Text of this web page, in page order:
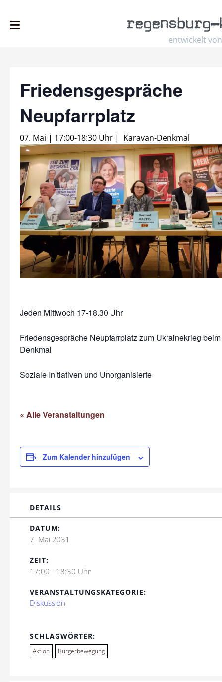
entwickelt von
regensburg–
Friedensgespräche
Neupfarrplatz
07. Mai | 17:00-18:30 Uhr | Karavan-Denkmal
Jeden Mittwoch 17-18.30 Uhr
Friedensgespräche Neupfarrplatz zum Ukrainekrieg
Denkmal
Soziale Initiativen und Unorganisierte
« Alle Veranstaltungen
Zum Kalender hinzufügen
DETAILS
DATUM:
7. Mai 2031
ZEIT:
17:00 - 18:30 Uhr
VERANSTALTUNGSKATEGORIE:
Diskussion
SCHLAGWÖRTER:
Aktion Bürgerbewegung